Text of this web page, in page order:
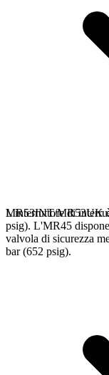
L'interruttore di
psig). L'MR45
valvola di sicurezza
bar (652 psig).
MR53INT/MR53UK